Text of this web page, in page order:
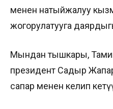
менен натыйжалуу
жогорулатууга
Мындан тышкары,
президент Садыр
сапар менен келип